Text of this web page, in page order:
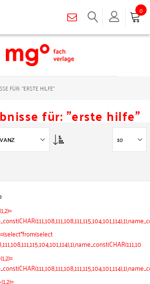
0
FÜR: "ERSTE HILFE"
für: "erste hilfe"
Asc